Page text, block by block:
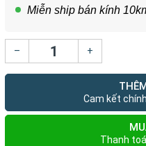
Miễn ship bán kính
– +
Cam kết
Thanh